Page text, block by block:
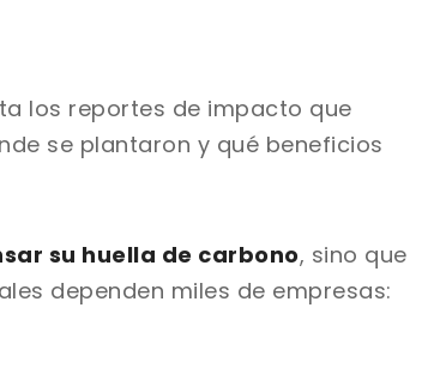
los reportes de impacto que
se plantaron y qué beneficios
su huella de carbono, sino que
dependen miles de empresas: